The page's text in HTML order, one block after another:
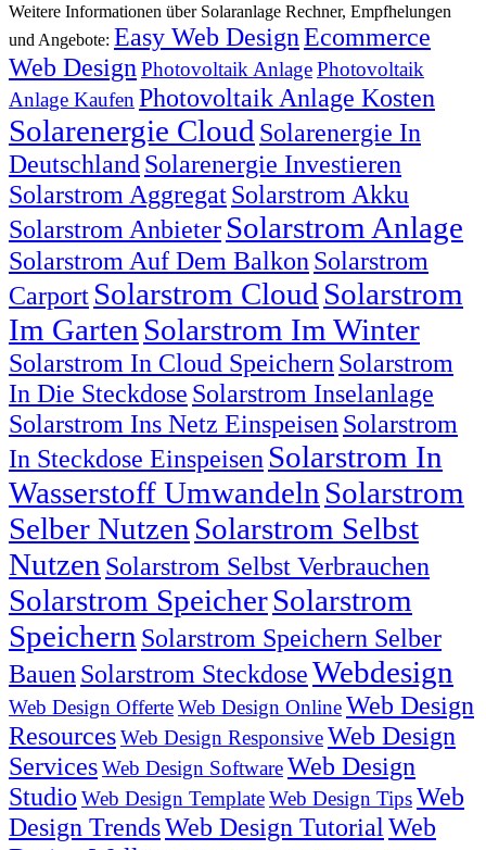
Weitere Informationen über Solaranlage Rechner, Empfhelungen
und Angebote: Easy Web DesignEcommerce
Web Design Photovoltaik AnlagePhotovoltaik
Anlage Kaufen Photovoltaik Anlage Kosten
Solarenergie Cloud Solarenergie In
Deutschland Solarenergie Investieren
Solarstrom AggregatSolarstrom Akku
Solarstrom Anbieter Solarstrom Anlage
Solarstrom Auf Dem Balkon Solarstrom
Carport Solarstrom Cloud Solarstrom
Im Garten Solarstrom Im Winter
Solarstrom In Cloud Speichern Solarstrom
In Die Steckdose Solarstrom Inselanlage
Solarstrom Ins Netz Einspeisen Solarstrom
In Steckdose Einspeisen Solarstrom In
Wasserstoff Umwandeln Solarstrom
Selber Nutzen Solarstrom Selbst
Nutzen Solarstrom Selbst Verbrauchen
Solarstrom SpeicherSolarstrom
Speichern Solarstrom Speichern Selber
Bauen Solarstrom SteckdoseWebdesign
Web Design OfferteWeb Design OnlineWeb Design
ResourcesWeb Design ResponsiveWeb Design
ServicesWeb Design SoftwareWeb Design
Studio Web Design TemplateWeb Design TipsWeb
Design TrendsWeb Design Tutorial Web